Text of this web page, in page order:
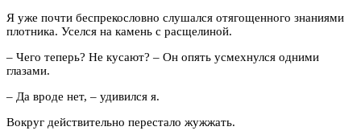
Я уже почти беспрекословно слушался отягощенного знаниями
плотника. Уселся на камень с расщелиной.
– Чего теперь? Не кусают? – Он опять усмехнулся одними
глазами.
– Да вроде нет, – удивился я.
Вокруг действительно перестало жужжать.